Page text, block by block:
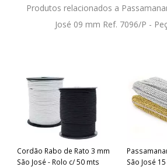
Produtos relacionados a
José 09 mm Ref. 7096/P -
Cordão Rabo de Rato 3 mm
São José - Rolo c/ 50 mts
São José